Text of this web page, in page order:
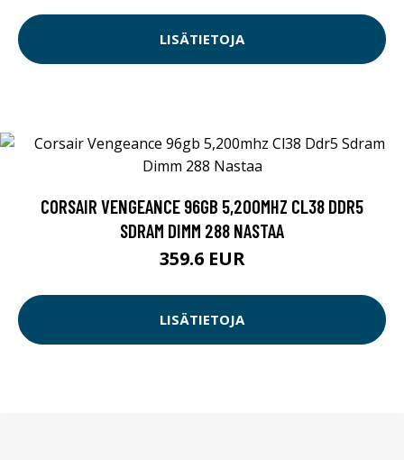
LISÄTIETOJA
CORSAIR VENGEANCE 96GB 5,200MHZ CL38 DDR5
SDRAM DIMM 288 NASTAA
359.6 EUR
LISÄTIETOJA